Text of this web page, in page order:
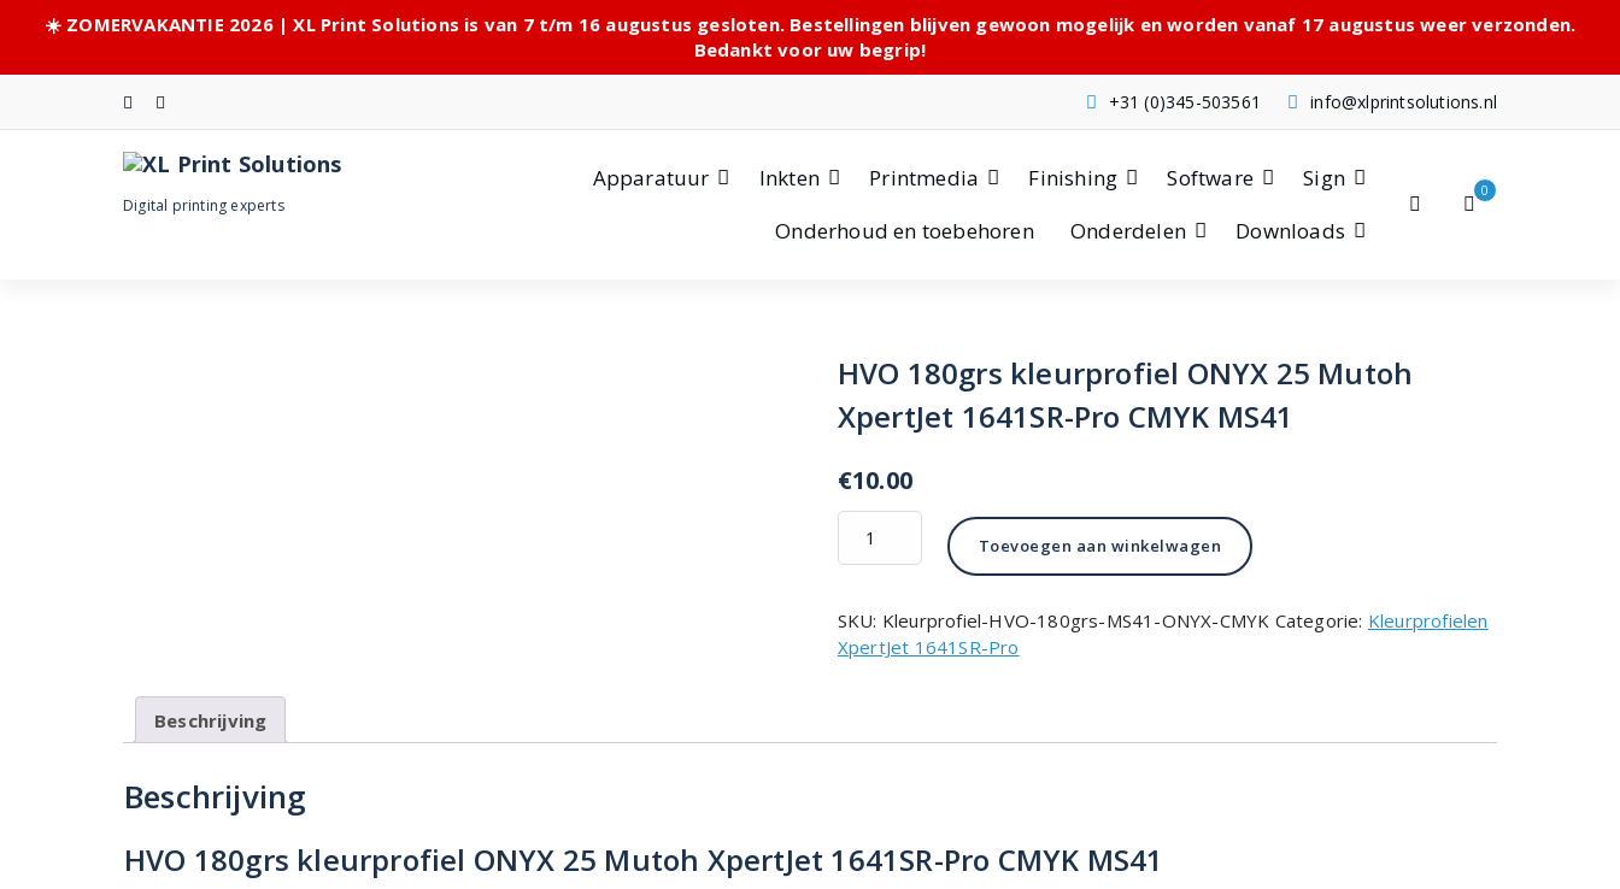
☀️ ZOMERVAKANTIE 2026 | XL Print Solutions is van 7 t/m 16 augustus gesloten. Bestellingen blijven gewoon mogelijk en worden vanaf 17 augustus weer verzonden.
Bedankt voor uw begrip!
info@xlprintsolutions.nl
+31 (0)345-503561
Digital printing experts
Apparatuur Inkten Printmedia Finishing Software
Sign
Onderhoud en toebehoren
Onderdelen Downloads
0
HVO 180grs kleurprofiel ONYX 25 Mutoh
XpertJet 1641SR-Pro CMYK MS41
€10.00
180grs
25
Mutoh
Toevoegen aan winkelwagen
SKU: Kleurprofiel-HVO-180grs-MS41-ONYX-CMYK Categorie: Kleurprofielen
XpertJet 1641SR-Pro
Beschrijving
Beschrijving
HVO 180grs kleurprofiel ONYX 25 Mutoh XpertJet 1641SR-Pro CMYK MS41